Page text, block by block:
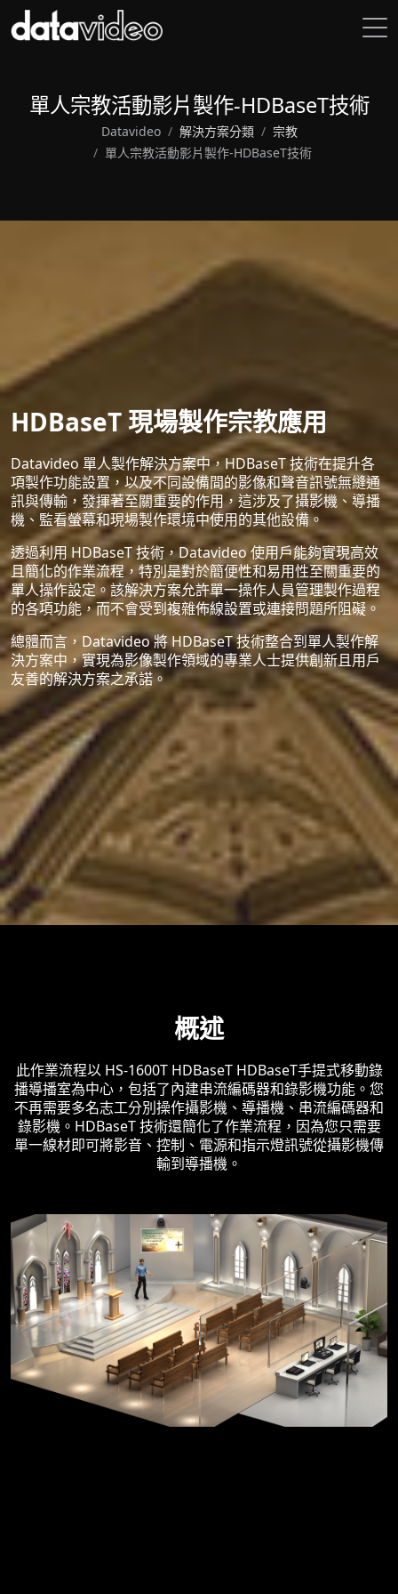
單人宗教活動影片製作-HDBaseT技術
Datavideo 解決方案分類
宗教
單人宗教活動影片製作-HDBaseT技術
HDBaseT 現場製作宗教應用
Datavideo 單人製作解決方案中，HDBaseT 技術在提升各
項製作功能設置，以及不同設備間的影像和聲音訊號無縫通
訊與傳輸，發揮著至關重要的作用，這涉及了攝影機、導播
機、監看螢幕和現場製作環境中使用的其他設備。
透過利用 HDBaseT 技術，Datavideo 使用戶能夠實現高效
且簡化的作業流程，特別是對於簡便性和易用性至關重要的
單人操作設定。該解決方案允許單一操作人員管理製作過程
的各項功能，而不會受到複雜佈線設置或連接問題所阻礙。
總體而言，Datavideo 將 HDBaseT 技術整合到單人製作解
決方案中，實現為影像製作領域的專業人士提供創新且用戶
友善的解決方案之承諾。
概述
此作業流程以 HS-1600T HDBaseT HDBaseT手提式移動錄
播導播室為中心，包括了內建串流編碼器和錄影機功能。您
不再需要多名志工分別操作攝影機、導播機、串流編碼器和
錄影機。HDBaseT 技術還簡化了作業流程，因為您只需要
單一線材即可將影音、控制、電源和指示燈訊號從攝影機傳
輸到導播機。